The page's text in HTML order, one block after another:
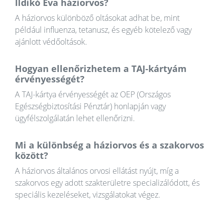
Ildikó Éva háziorvos?
A háziorvos különböző oltásokat adhat be, mint
például influenza, tetanusz, és egyéb kötelező vagy
ajánlott védőoltások.
Hogyan ellenőrizhetem a TAJ-kártyám
érvényességét?
A TAJ-kártya érvényességét az OEP (Országos
Egészségbiztosítási Pénztár) honlapján vagy
ügyfélszolgálatán lehet ellenőrizni.
Mi a különbség a háziorvos és a szakorvos
között?
A háziorvos általános orvosi ellátást nyújt, míg a
szakorvos egy adott szakterületre specializálódott, és
speciális kezeléseket, vizsgálatokat végez.